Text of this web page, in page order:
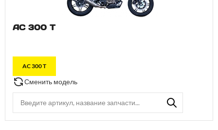
AC 300 T
AC 300 T
Сменить модель